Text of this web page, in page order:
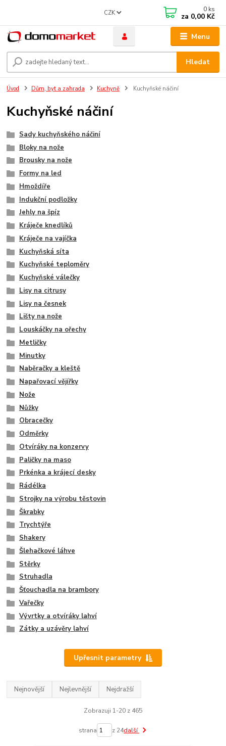
Menu
CZK
Hledat
0 ks
za 0,00 Kč
Úvod Dům, byt a zahrada Kuchyně Kuchyňské náčiní
Kuchyňské náčiní
Sady kuchyňského náčiní
Bloky na nože
Brousky na nože
Formy na led
Hmoždíře
Indukční podložky
Jehly na špíz
Kráječe knedlíků
Kráječe na vajíčka
Kuchyňská síta
Kuchyňské teploměry
Kuchyňské válečky
Lisy na citrusy
Lisy na česnek
Lišty na nože
Louskáčky na ořechy
Metličky
Minutky
Naběračky a kleště
Napařovací vějířky
Nože
Nůžky
Obracečky
Odměrky
Otvíráky na konzervy
Paličky na maso
Prkénka a krájecí desky
Rádélka
Strojky na výrobu těstovin
Škrabky
Trychtýře
Shakery
Šlehačkové láhve
Stěrky
Struhadla
Šťouchadla na brambory
Vařečky
Vývrtky a otvíráky lahví
Zátky a uzávěry lahví
Upřesnit parametry
Nejnovější Nejlevnější Nejdražší
Zobrazuji 1-20 z 465
strana z 24další